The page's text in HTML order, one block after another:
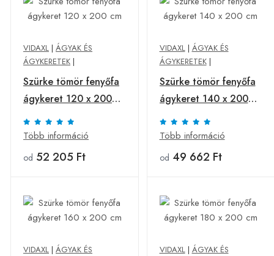
VIDAXL | ÁGYAK ÉS
ÁGYKERETEK |
Szürke tömör fenyőfa
ágykeret 120 x 200
cm
Több információ
od 52 205 Ft
VIDAXL| ÁGYAK ÉS
ÁGYKERETEK|
Szürke tömör fenyőfa
ágykeret 140 x 200
cm
Több információ
od 49 662 Ft
VIDAXL | ÁGYAK ÉS
VIDAXL| ÁGYAK ÉS